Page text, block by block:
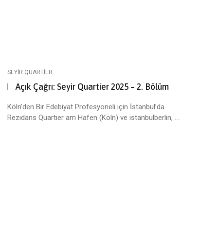
SEYIR QUARTIER
Açık Çağrı: Seyir Quartier 2025 – 2. Bölüm
Köln’den Bir Edebiyat Profesyoneli için İstanbul’da
Rezidans Quartier am Hafen (Köln) ve istanbulberlin, ...